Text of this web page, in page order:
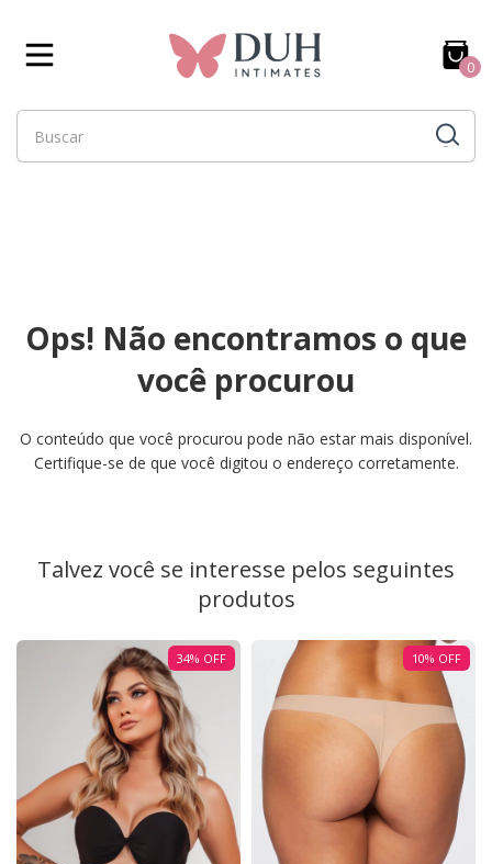
0
Ops! Não encontramos o que
você procurou
O conteúdo que você procurou pode não estar mais disponível.
Certifique-se de que você digitou o endereço corretamente.
Talvez você se interesse pelos seguintes
produtos
34% OFF 10% OFF